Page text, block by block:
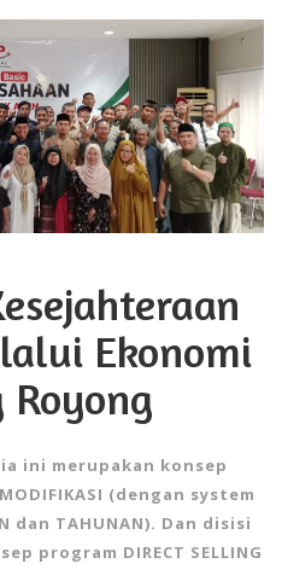
Ekonomi
Royong
ini merupakan konsep
MODIFIKASI (dengan system
dan TAHUNAN). Dan disisi
program DIRECT SELLING